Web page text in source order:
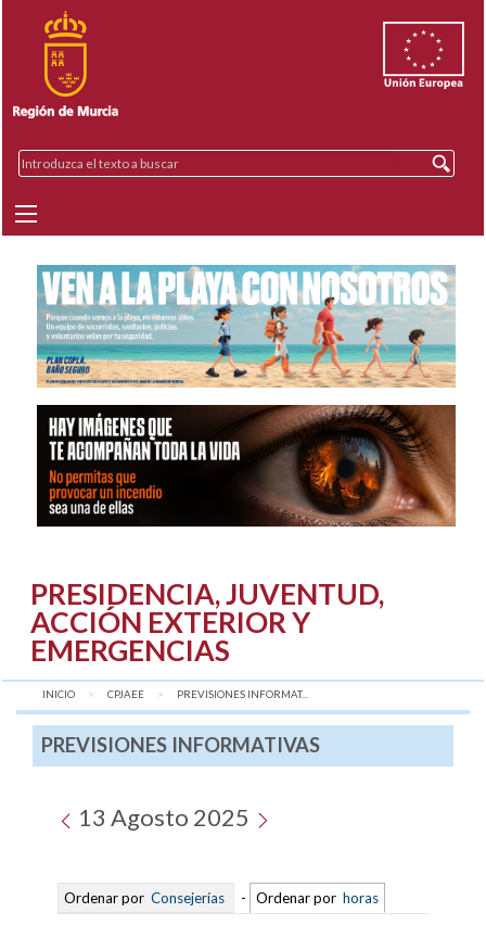
PRESIDENCIA, JUVENTUD,
ACCIÓN EXTERIOR Y
EMERGENCIAS
INICIO CPJAEE AQUÍ:
PREVISIONES INFORMAT...
PREVISIONES INFORMATIVAS
13 Agosto 2025
Ordenar por Consejerías - Ordenar por horas